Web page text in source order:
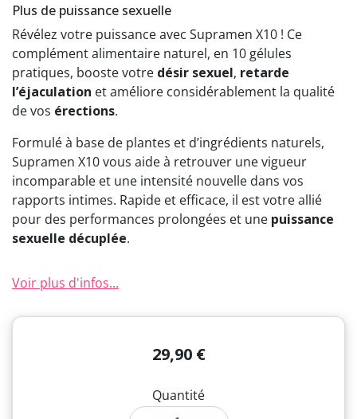
(2 avis)
Plus de puissance sexuelle
Révélez votre puissance avec Supramen X10 ! Ce
complément alimentaire naturel, en 10 gélules
pratiques, booste votre désir sexuel, retarde
l’éjaculation et améliore considérablement la qualité
de vos érections.
Formulé à base de plantes et d’ingrédients naturels,
Supramen X10 vous aide à retrouver une vigueur
incomparable et une intensité nouvelle dans vos
rapports intimes. Rapide et efficace, il est votre allié
pour des performances prolongées et une puissance
sexuelle décuplée.
Voir plus d'infos...
29,90 €
Quantité